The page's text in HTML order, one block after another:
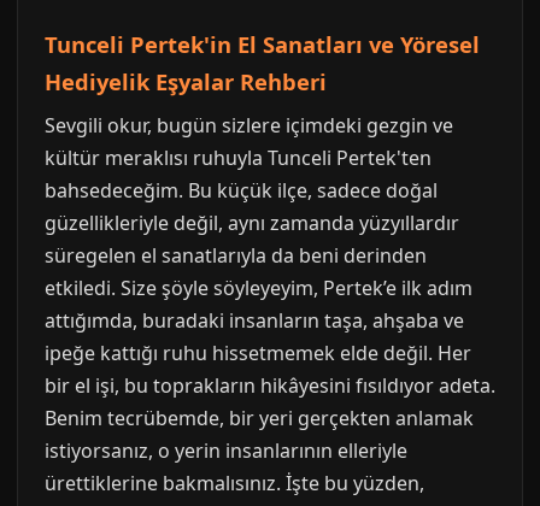
Tunceli Pertek'in El Sanatları ve Yöresel
Hediyelik Eşyalar Rehberi
Sevgili okur, bugün sizlere içimdeki gezgin ve
kültür meraklısı ruhuyla Tunceli Pertek'ten
bahsedeceğim. Bu küçük ilçe, sadece doğal
güzellikleriyle değil, aynı zamanda yüzyıllardır
süregelen el sanatlarıyla da beni derinden
etkiledi. Size şöyle söyleyeyim, Pertek’e ilk adım
attığımda, buradaki insanların taşa, ahşaba ve
ipeğe kattığı ruhu hissetmemek elde değil. Her
bir el işi, bu toprakların hikâyesini fısıldıyor adeta.
Benim tecrübemde, bir yeri gerçekten anlamak
istiyorsanız, o yerin insanlarının elleriyle
ürettiklerine bakmalısınız. İşte bu yüzden,